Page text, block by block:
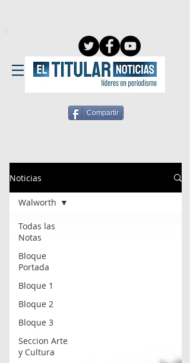
Compartir
Noticias
Todas las
Notas
Bloque
Portada
Bloque 1
Bloque 2
Bloque 3
Seccion Arte
y Cultura
Walworth